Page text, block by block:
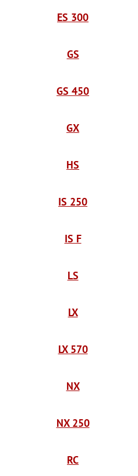
ES 300
GS
GS 450
GX
HS
IS 250
IS F
LS
LX
LX 570
NX
NX 250
RC